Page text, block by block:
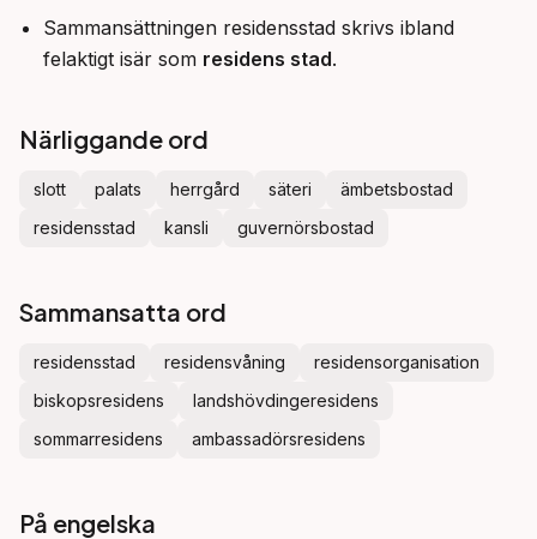
Sammansättningen residensstad skrivs ibland
felaktigt isär som residens stad.
Närliggande ord
slott palats herrgård säteri
ämbetsbostad
residensstad
kansli guvernörsbostad
Sammansatta ord
residensstad residensvåning
residensorganisation
biskopsresidens
landshövdingeresidens
sommarresidens
ambassadörsresidens
På engelska